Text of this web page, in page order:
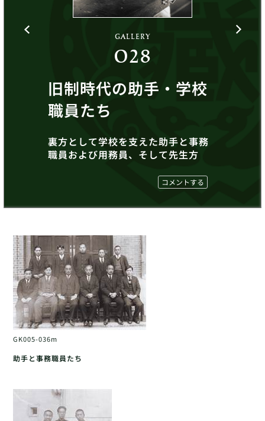
GALLERY
028
旧制時代の助手・学校
職員たち
裏方として学校を支えた助手と事務
職員および用務員、そして先生方
コメントする
GK005-036m
助手と事務職員たち